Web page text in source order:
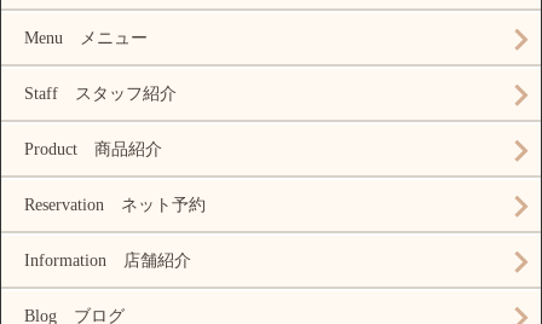
Menu メニュー
Staff スタッフ紹介
Product 商品紹介
Reservation ネット予約
Information 店舗紹介
Blog ブログ